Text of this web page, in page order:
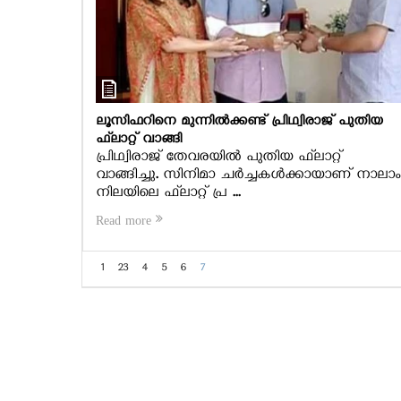
ലൂസിഫറിനെ മുന്നില്‍ക്കണ്ട് പ്രിഥ്വിരാജ് പുതിയ
ഫ്‌ലാറ്റ് വാങ്ങി
പ്രിഥ്വിരാജ് തേവരയില്‍ പുതിയ ഫ്‌ലാറ്റ്
വാങ്ങിച്ചു. സിനിമാ ചര്‍ച്ചകള്‍ക്കായാണ് നാലാം
നിലയിലെ ഫ്‌ലാറ്റ് പ്ര ...
Read more
1 23 4 5 6 7